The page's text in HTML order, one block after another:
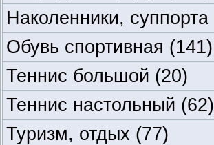
Наколенники, суппорта
Обувь спортивная (141)
Теннис большой (20)
Теннис настольный (62)
Туризм, отдых (77)